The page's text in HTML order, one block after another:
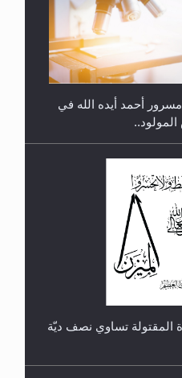
السلام.. 4...
مسرور أحمد أيده الله في
المقتولة تساوي نصف ديّة